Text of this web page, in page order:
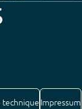
techniqueImpressum